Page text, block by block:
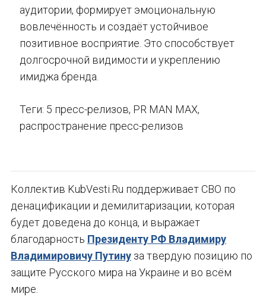
аудитории, формирует эмоциональную
вовлечённость и создаёт устойчивое
позитивное восприятие. Это способствует
долгосрочной видимости и укреплению
имиджа бренда.
Теги: 5 пресс-релизов, PR MAN MAX,
распространение пресс-релизов
Коллектив KubVesti.Ru поддерживает СВО по
денацификации и демилитаризации, которая
будет доведена до конца, и выражает
благодарность Президенту РФ Владимиру
Владимировичу Путину за твердую позицию по
защите Русского мира на Украине и во всём
мире.